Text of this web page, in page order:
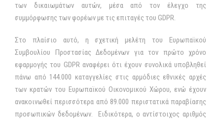
των δικαιωμάτων αυτών, μέσα από τον έλεγχο της
συμμόρφωσης των φορέων με τις επιταγές του GDPR.
Στο πλαίσιο αυτό, η σχετική μελέτη του Ευρωπαϊκού
Συμβουλίου Προστασίας Δεδομένων για τον πρώτο χρόνο
εφαρμογής του GDPR αναφέρει ότι έχουν συνολικά υποβληθεί
πάνω από 144.000 καταγγελίες στις αρμόδιες εθνικές αρχές
των κρατών του Ευρωπαϊκού Οικονομικού Χώρου, ενώ έχουν
ανακοινωθεί περισσότερα από 89.000 περιστατικά παραβίασης
προσωπικών δεδομένων. Ειδικότερα, ο αντίστοιχος αριθμός